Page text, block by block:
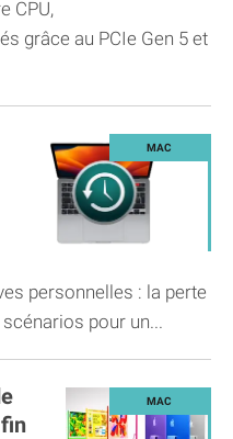
CPU,
grâce au PCIe Gen 5 et
personnelles : la perte
pour un...